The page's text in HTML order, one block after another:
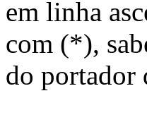
em linha
com (*),
do portador